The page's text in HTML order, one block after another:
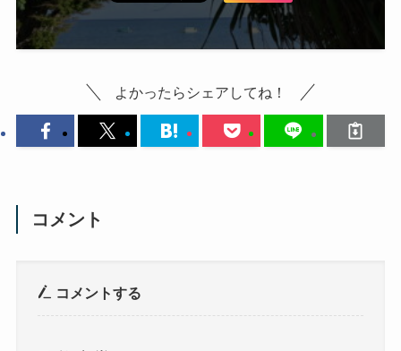
よかったらシェアしてね！
コメント
コメントする